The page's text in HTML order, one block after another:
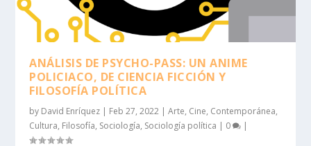
ANÁLISIS DE PSYCHO-PASS: UN ANIME
POLICIACO, DE CIENCIA FICCIÓN Y
FILOSOFÍA POLÍTICA
by David Enríquez | Feb 27, 2022 |Arte, Cine, Contemporánea,
Cultura, Filosofía, Sociología, Sociología política | 0 |